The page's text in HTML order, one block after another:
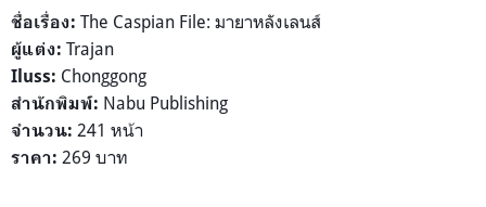
ชื่อเรื่อง: The Caspian File: มายาหลังเลนส์
ผู้แต่ง: Trajan
Iluss: Chonggong
สำนักพิมพ์: Nabu Publishing
จำนวน: 241 หน้า
ราคา: 269 บาท